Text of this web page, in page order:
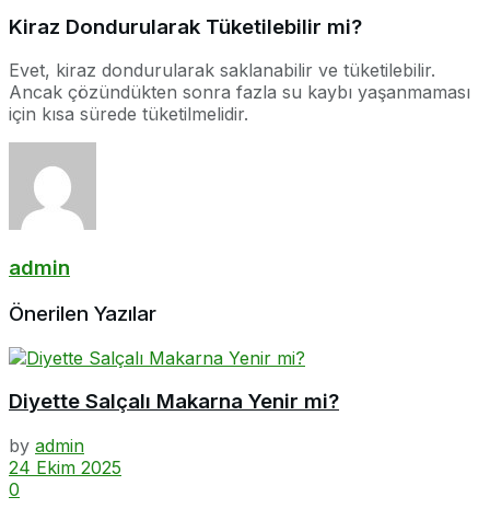
Kiraz Dondurularak Tüketilebilir mi?
Evet, kiraz dondurularak saklanabilir ve tüketilebilir.
Ancak çözündükten sonra fazla su kaybı yaşanmaması
için kısa sürede tüketilmelidir.
admin
Önerilen Yazılar
Diyette Salçalı Makarna Yenir mi?
by admin
24 Ekim 2025
0